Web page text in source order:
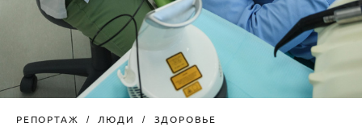
РЕПОРТАЖ ЛЮДИ ЗДОРОВЬЕ